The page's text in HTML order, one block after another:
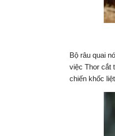
Bộ râu quai
việc Thor cắt
chiến khốc